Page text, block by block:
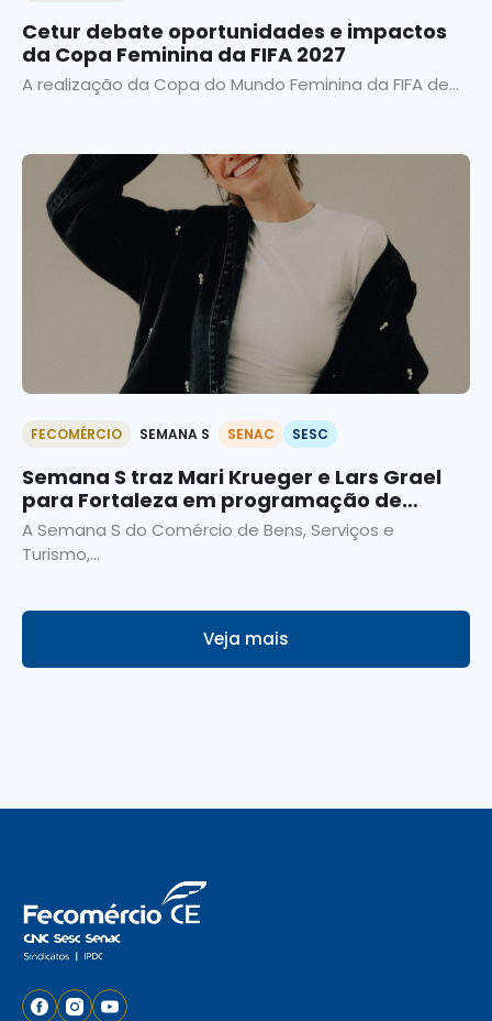
Cetur debate oportunidades e impactos
da Copa Feminina da FIFA 2027
A realização da Copa do Mundo Feminina da FIFA de...
FECOMÉRCIO SEMANA S SENAC SESC
Semana S traz Mari Krueger e Lars Grael
para Fortaleza em programação de
palestras gratuitas
A Semana S do Comércio de Bens, Serviços e
Turismo,...
Veja mais